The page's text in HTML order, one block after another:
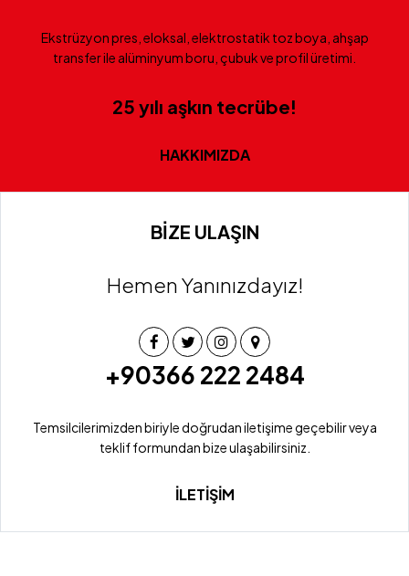
Ekstrüzyon pres, eloksal, elektrostatik toz boya, ahşap
transfer ile alüminyum boru, çubuk ve profil üretimi.
25 yılı aşkın tecrübe!
HAKKIMIZDA
BİZE ULAŞIN
Hemen Yanınızdayız!
+90366 222 2484
Temsilcilerimizden biriyle doğrudan iletişime geçebilir veya
teklif formundan bize ulaşabilirsiniz.
İLETİŞİM